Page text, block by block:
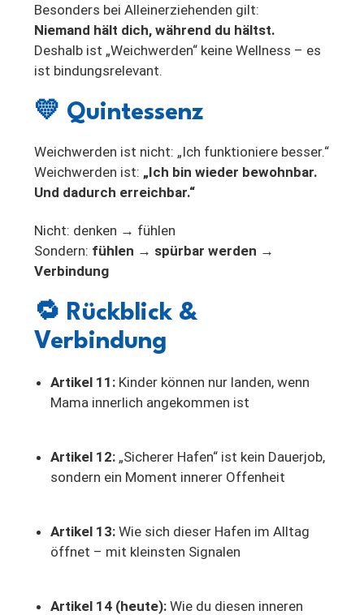
Besonders bei Alleinerziehenden gilt:
Niemand hält dich, während du hältst.
Deshalb ist „Weichwerden“ keine Wellness – es
ist bindungsrelevant.
💛 Quintessenz
Weichwerden ist nicht: „Ich funktioniere besser.“
Weichwerden ist: „Ich bin wieder bewohnbar.
Und dadurch erreichbar.“
Nicht: denken → fühlen
Sondern: fühlen → spürbar werden →
Verbindung
🔁 Rückblick &
Verbindung
Artikel 11: Kinder können nur landen, wenn
Mama innerlich angekommen ist
Artikel 12: „Sicherer Hafen“ ist kein Dauerjob,
sondern ein Moment innerer Offenheit
Artikel 13: Wie sich dieser Hafen im Alltag
öffnet – mit kleinsten Signalen
Artikel 14 (heute): Wie du diesen inneren